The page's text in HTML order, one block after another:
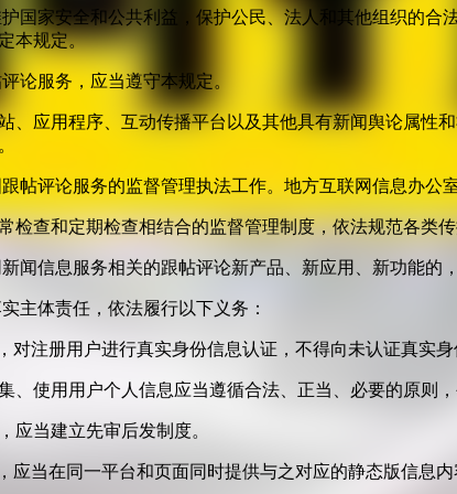
国家安全和公共利益，保护公民、法人和其他组织的
本规定。
论服务，应当遵守本规定。
、应用程序、互动传播平台以及其他具有新闻舆论属性
帖评论服务的监督管理执法工作。地方互联网信息办
检查和定期检查相结合的监督管理制度，依法规范各类
闻信息服务相关的跟帖评论新产品、新应用、新功能
主体责任，依法履行以下义务：
对注册用户进行真实身份信息认证，不得向未认证真实
、使用用户个人信息应当遵循合法、正当、必要的原
应当建立先审后发制度。
应当在同一平台和页面同时提供与之对应的静态版信息内